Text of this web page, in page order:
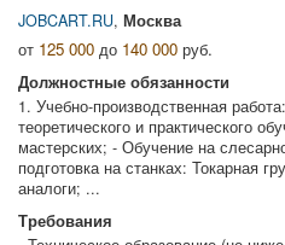
JOBCART.RU, Москва
от 125 000 до 140 000 руб.
Должностные обязанности
1. Учебно-производственная
теоретического и практического
мастерских; - Обучение на
подготовка на станках: Токарная
аналоги; ...
Требования